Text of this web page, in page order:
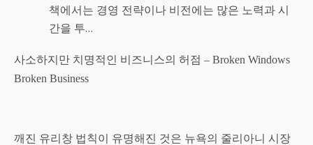
책에서는 경영 전략이나 비전에는 많은 노력과 시
간을 투…
사소하지만 치명적인 비즈니스의 허점 – Broken Windows
Broken Business
깨진 유리창 법칙이 유명해진 것은 뉴욕의 줄리아니 시장